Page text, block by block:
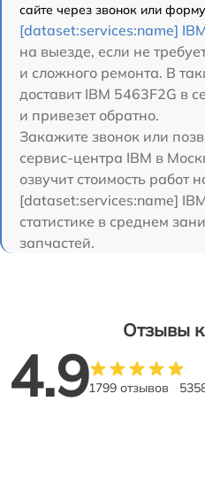
сайте через звонок или
[dataset:services:name]
на выезде, если не
и сложного ремонта. В
доставит IBM 5463F2G в
и привезет обратно.
Закажите звонок или
сервис-центра IBM в
озвучит стоимость работ
[dataset:services:name]
статистике в среднем
запчастей.
Отзывы
4.91799 отзывов